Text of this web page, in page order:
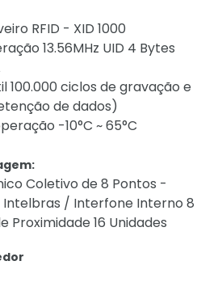
RFID - XID 1000
13.56MHz UID 4 Bytes
100.000 ciclos de gravação e
de dados)
-10°C ~ 65°C
Coletivo de 8 Pontos -
/ Interfone Interno 8
Proximidade 16 Unidades